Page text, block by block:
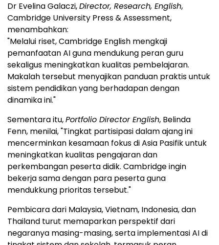
Dr Evelina Galaczi,Director, Research, English,
Cambridge University Press & Assessment,
menambahkan:
"Melalui riset, Cambridge English mengkaji
pemanfaatan AI guna mendukung peran guru
sekaligus meningkatkan kualitas pembelajaran.
Makalah tersebut menyajikan panduan praktis untuk
sistem pendidikan yang berhadapan dengan
dinamika ini."
Sementara itu,Portfolio Director English, Belinda
Fenn, menilai, "Tingkat partisipasi dalam ajang ini
mencerminkan kesamaan fokus di Asia Pasifik untuk
meningkatkan kualitas pengajaran dan
perkembangan peserta didik. Cambridge ingin
bekerja sama dengan para peserta guna
mendukkung prioritas tersebut."
Pembicara dari Malaysia, Vietnam, Indonesia, dan
Thailand turut memaparkan perspektif dari
negaranya masing-masing, serta implementasi AI di